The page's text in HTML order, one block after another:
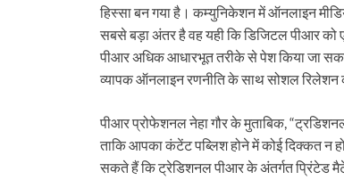
हिस्सा बन गया है। कम्युनिकेशन में ऑनलाइन
सबसे बड़ा अंतर है वह यही कि डिजिटल पीआर
पीआर अधिक आधारभूत तरीके से पेश किया जा
व्यापक ऑनलाइन रणनीति के साथ सोशल रिलेशन
पीआर प्रोफेशनल नेहा गौर के मुताबिक,
ताकि आपका कंटेंट पब्लिश होने में कोई दिक्कत न
सकते हैं कि ट्रेडिशनल पीआर के अंतर्गत प्रिंटेड